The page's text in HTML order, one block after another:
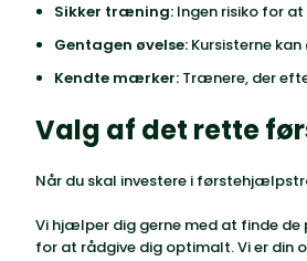
Sikker træning: Ingen risiko for
Gentagen øvelse: Kursisterne
Kendte mærker: Trænere, der
Valg af det rette
Når du skal investere i
Vi hjælper dig gerne med at finde de
for at rådgive dig optimalt. Vi er